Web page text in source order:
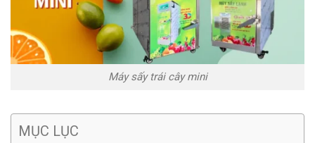
Máy sấy trái cây mini
MỤC LỤC